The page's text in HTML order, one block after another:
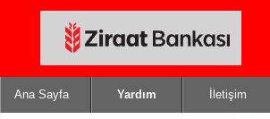
Ana Sayfa Yardım İletişim